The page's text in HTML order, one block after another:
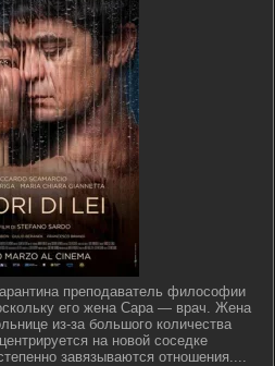
преподаватель философии
его жена Сара — врач. Жена
из-за большого количества
на новой соседке
завязываются отношения....